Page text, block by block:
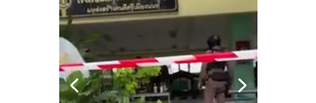
Privacidad
Preguntas
Frecuentes